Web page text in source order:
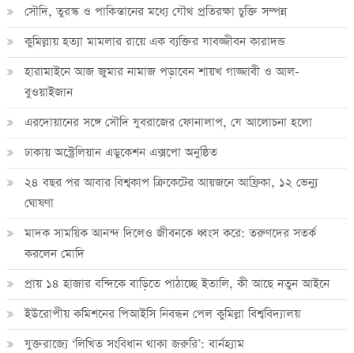
সৌদি, তুরস্ক ও পাকিস্তানের মধ্যে যৌথ প্রতিরক্ষা চুক্তি সম্পন্ন
কুমিল্লায় হত্যা মামলার রায়ে এক ব্যক্তির যাবজ্জীবন কারাদন্ড
হারামাইনে আজ জুমার নামাজ পড়াবেন শায়খ গাজ্জাবী ও আল-
বুওয়াইজান
এরদোয়ানের সঙ্গে সৌদি যুবরাজের ফোনালাপ, যে আলোচনা হলো
ঢাকায় অস্ট্রেলিয়ান এডুকেশন এক্সপো অনুষ্ঠিত
২৪ বছর পর আবার বিশ্বকাপ ক্রিকে‌টের আয়জনে আফ্রিকা, ১২ ভেন্যু
ঘোষণা
মাদক সাময়িক আনন্দ দিলেও জীবনকে ধ্বংস করে: তরুণদের সতর্ক
করলেন মোদি
প্রায় ১৪ হাজার বন্দিকে বাড়িতে পাঠাচ্ছে ইতালি, কী আছে নতুন আইনে
ইউরোপীয় কমিশনের পিআইসি নিবন্ধন পেল কুমিল্লা বিশ্ববিদ্যালয়
যুক্তরাজ্যে ‘লিখিত সংবিধান থাকা জরুরি’: বার্নহ্যাম